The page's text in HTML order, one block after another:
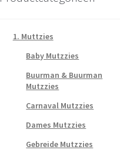
1. Muttzies
Baby Mutzzies
Buurman & Buurman
Mutzzies
Carnaval Mutzzies
Dames Mutzzies
Gebreide Mutzzies